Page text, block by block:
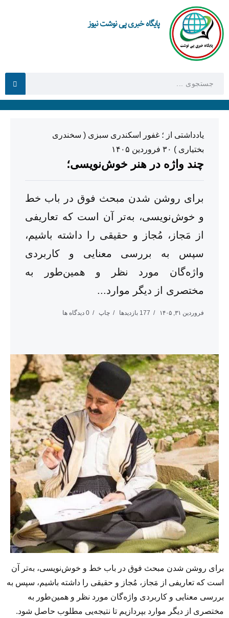
پایگاه خبری پی نوشت نیوز
یادداشتی از ؛ غفور اسکندری سبزی ( سخندری
بختیاری ) ۳۰ فروردین ۱۴۰۵
چند واژه در هنر خوش‌نویسی؛
برای روشن شدن مبحث فوق در باب خط
و خوش‌نویسی، به‌تر آن است که تعاریفی
از مَجاز، مُجاز و حقیقی را داشته باشیم،
سپس به بررسی معنایی و کاربردی
واژه‌‌گان مورد نظر و همین‌طور به
مختصری از دیگر موارد...
فروردین ۳۱, ۱۴۰۵ 177 بازدیدها چاپ 0 دیدگاه ها
برای روشن شدن مبحث فوق در باب خط و خوش‌نویسی، به‌تر آن
است که تعاریفی از مَجاز، مُجاز و حقیقی را داشته باشیم، سپس به
بررسی معنایی و کاربردی واژه‌‌گان مورد نظر و همین‌طور به
مختصری از دیگر موارد بپردازیم تا نتیجه‌یی مطلوب حاصل شود.